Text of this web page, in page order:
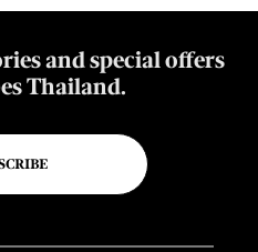
and special offers
Thailand.